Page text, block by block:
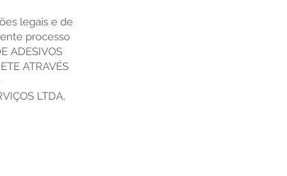
legais e de
processo
ADESIVOS
ATRAVÉS
LTDA,